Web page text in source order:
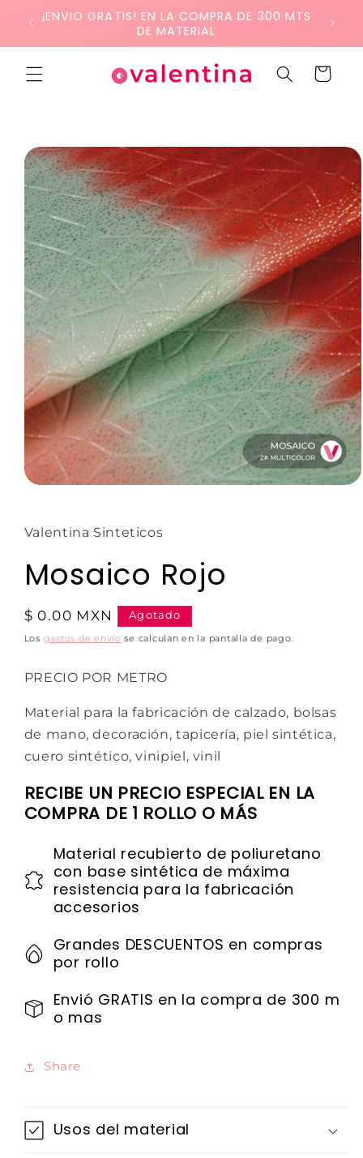
directamente
¡ENVIO GRATIS! EN LA COMPRA DE 300 MTS
DE MATERIAL
Carrito
directamente
a la
información
del producto
Valentina Sinteticos
Mosaico Rojo
$ 0.00 MXN Agotado
Los gastos de envío se calculan en la pantalla de pago.
PRECIO POR METRO
Material para la fabricación de calzado, bolsas
de mano, decoración, tapicería, piel sintética,
cuero sintético, vinipiel, vinil
RECIBE UN PRECIO ESPECIAL EN LA
COMPRA DE 1 ROLLO O MÁS
Material recubierto de poliuretano
con base sintética de máxima
resistencia para la fabricación
accesorios
Grandes DESCUENTOS en compras
por rollo
Envió GRATIS en la compra de 300 m
o mas
Share
Usos del material